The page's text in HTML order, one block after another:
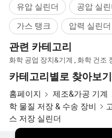
유압 실린더 공압 실
가스 탱크
압력 실린더
관련 카테고리
화학 공업 장치&기계 화학 건조
카테고리별로 찾아보기
홈페이지 제조&가공 기계
학 물질 저장 & 수송 장비
스 저장 실린더